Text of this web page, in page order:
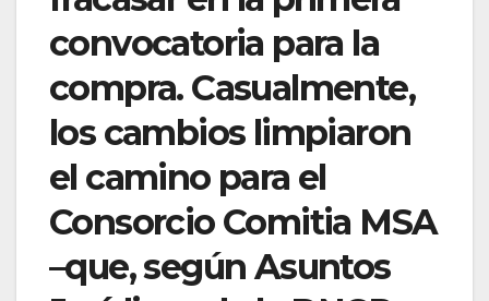
convocatoria para la
compra. Casualmente,
los cambios limpiaron
el camino para el
Consorcio Comitia MSA
–que, según Asuntos